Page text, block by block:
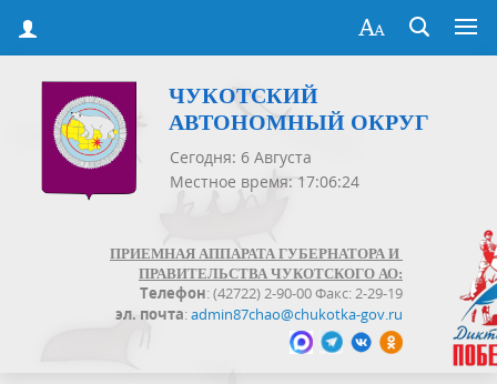
ЧУКОТСКИЙ
АВТОНОМНЫЙ ОКРУГ
Сегодня: 6 Августа
Местное время: 17:06:24
ПРИЕМНАЯ АППАРАТА ГУБЕРНАТОРА И
ПРАВИТЕЛЬСТВА ЧУКОТСКОГО АО:
Телефон: (42722) 2-90-00 Факс: 2-29-19
эл. почта:admin87chao@chukotka-gov.ru